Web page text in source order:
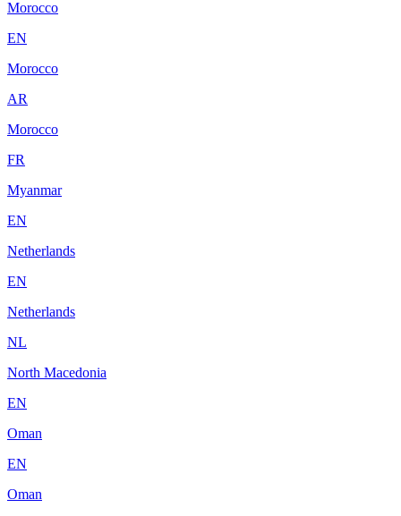
Morocco
EN
Morocco
AR
Morocco
FR
Myanmar
EN
Netherlands
EN
Netherlands
NL
North Macedonia
EN
Oman
EN
Oman